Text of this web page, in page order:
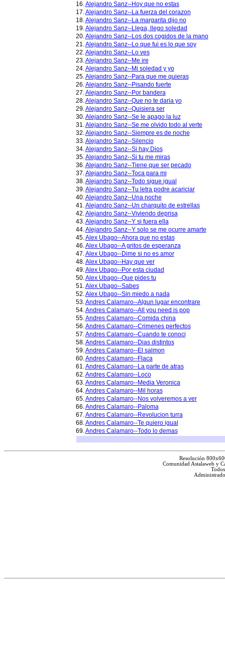
16.Alejandro Sanz--Hoy que no estas
17.Alejandro Sanz--La fuerza del corazon
18.Alejandro Sanz--La margarita dijo no
19.Alejandro Sanz--Llega, llego soledad
20.Alejandro Sanz--Los dos cogidos de la mano
21.Alejandro Sanz--Lo que fui es lo que soy
22.Alejandro Sanz--Lo ves
23.Alejandro Sanz--Me ire
24.Alejandro Sanz--Mi soledad y yo
25.Alejandro Sanz--Para que me quieras
26.Alejandro Sanz--Pisando fuerte
27.Alejandro Sanz--Por bandera
28.Alejandro Sanz--Que no te daria yo
29.Alejandro Sanz--Quisiera ser
30.Alejandro Sanz--Se le apago la luz
31.Alejandro Sanz--Se me olvido todo al verte
32.Alejandro Sanz--Siempre es de noche
33.Alejandro Sanz--Silencio
34.Alejandro Sanz--Si hay Dios
35.Alejandro Sanz--Si tu me miras
36.Alejandro Sanz--Tiene que ser pecado
37.Alejandro Sanz--Toca para mi
38.Alejandro Sanz--Todo sigue igual
39.Alejandro Sanz--Tu letra podre acariciar
40.Alejandro Sanz--Una noche
41.Alejandro Sanz--Un charquito de estrellas
42.Alejandro Sanz--Viviendo deprisa
43.Alejandro Sanz--Y si fuera ella
44.Alejandro Sanz--Y solo se me ocurre amarte
45.Alex Ubago--Ahora que no estas
46.Alex Ubago--A gritos de esperanza
47.Alex Ubago--Dime si no es amor
48.Alex Ubago--Hay que ver
49.Alex Ubago--Por esta ciudad
50.Alex Ubago--Que pides tu
51.Alex Ubago--Sabes
52.Alex Ubago--Sin miedo a nada
53.Andres Calamaro--Algun lugar encontrare
54.Andres Calamaro--All you need is pop
55.Andres Calamaro--Comida china
56.Andres Calamaro--Crimenes perfectos
57.Andres Calamaro--Cuando te conoci
58.Andres Calamaro--Dias distintos
59.Andres Calamaro--El salmon
60.Andres Calamaro--Flaca
61.Andres Calamaro--La parte de atras
62.Andres Calamaro--Loco
63.Andres Calamaro--Media Veronica
64.Andres Calamaro--Mil horas
65.Andres Calamaro--Nos volveremos a ver
66.Andres Calamaro--Paloma
67.Andres Calamaro--Revolucion turra
68.Andres Calamaro--Te quiero igual
69.Andres Calamaro--Todo lo demas
Resolución
Comunidad Astalaweb y